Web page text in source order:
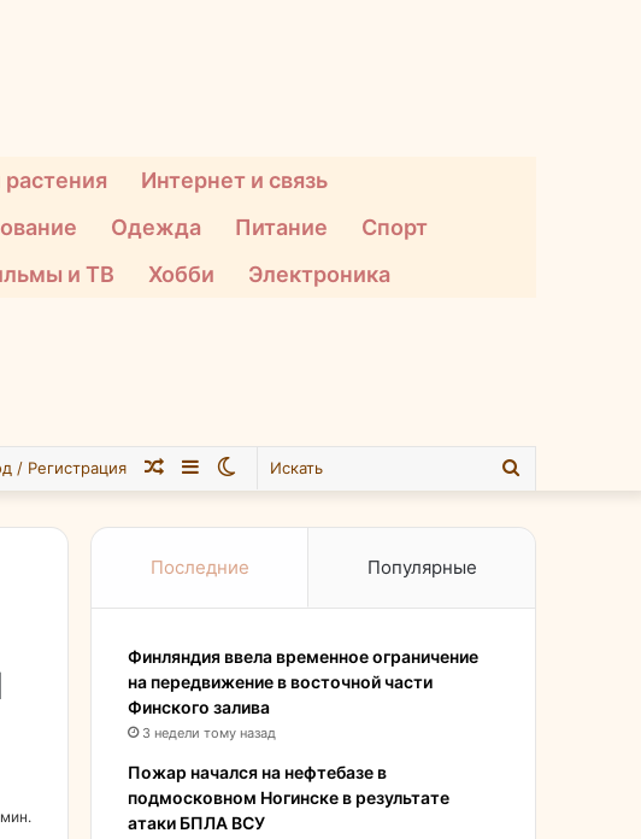
Интернет и связь
Одежда Питание
Спорт
и ТВ Хобби Электроника
Искать
Switch
Sidebar
Случайная
/ Регистрация
Последние Популярные
Финляндия ввела временное ограничение
на передвижение в восточной части
Финского залива
3 недели тому назад
Пожар начался на нефтебазе в
подмосковном Ногинске в результате
атаки БПЛА ВСУ